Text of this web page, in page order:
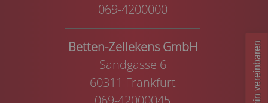
069-4200000
Betten-Zellekens GmbH
Sandgasse 6
60311 Frankfurt
Termin vereinbaren